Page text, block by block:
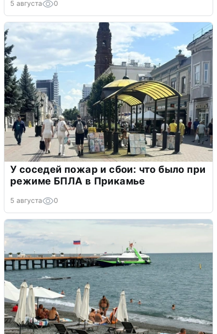
5 августа 0
У соседей пожар и сбои: что было при
режиме БПЛА в Прикамье
5 августа 0